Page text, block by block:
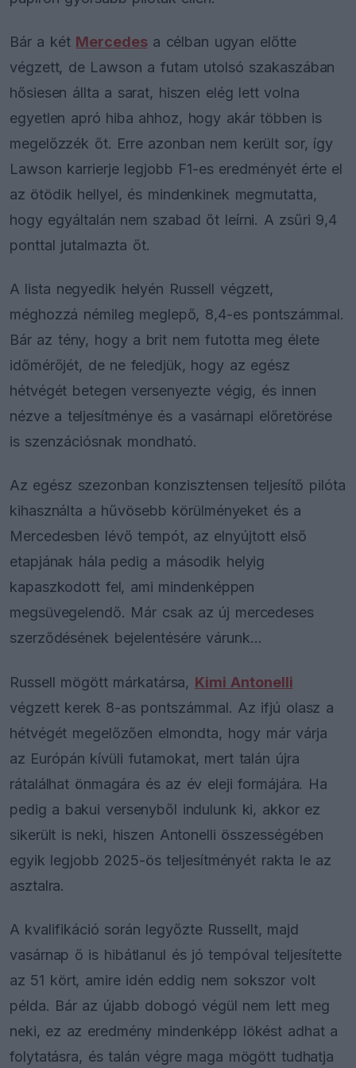
Bár a két Mercedesa célban ugyan előtte
végzett, de Lawson a futam utolsó szakaszában
hősiesen állta a sarat, hiszen elég lett volna
egyetlen apró hiba ahhoz, hogy akár többen is
megelőzzék őt. Erre azonban nem került sor, így
Lawson karrierje legjobb F1-es eredményét érte el
az ötödik hellyel, és mindenkinek megmutatta,
hogy egyáltalán nem szabad őt leírni. A zsűri 9,4
ponttal jutalmazta őt.
A lista negyedik helyén Russell végzett,
méghozzá némileg meglepő, 8,4-es pontszámmal.
Bár az tény, hogy a brit nem futotta meg élete
időmérőjét, de ne feledjük, hogy az egész
hétvégét betegen versenyezte végig, és innen
nézve a teljesítménye és a vasárnapi előretörése
is szenzációsnak mondható.
Az egész szezonban konzisztensen teljesítő pilóta
kihasználta a hűvösebb körülményeket és a
Mercedesben lévő tempót, az elnyújtott első
etapjának hála pedig a második helyig
kapaszkodott fel, ami mindenképpen
megsüvegelendő. Már csak az új mercedeses
szerződésének bejelentésére várunk…
Russell mögött márkatársa, Kimi Antonelli
végzett kerek 8-as pontszámmal. Az ifjú olasz a
hétvégét megelőzően elmondta, hogy már várja
az Európán kívüli futamokat, mert talán újra
rátalálhat önmagára és az év eleji formájára. Ha
pedig a bakui versenyből indulunk ki, akkor ez
sikerült is neki, hiszen Antonelli összességében
egyik legjobb 2025-ös teljesítményét rakta le az
asztalra.
A kvalifikáció során legyőzte Russellt, majd
vasárnap ő is hibátlanul és jó tempóval teljesítette
az 51 kört, amire idén eddig nem sokszor volt
példa. Bár az újabb dobogó végül nem lett meg
neki, ez az eredmény mindenképp lökést adhat a
folytatásra, és talán végre maga mögött tudhatja